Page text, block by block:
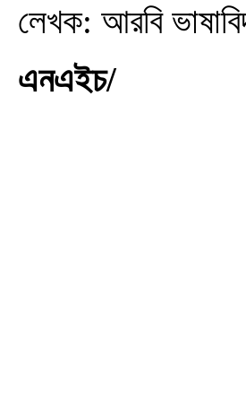
লেখক: আরবি
এনএইচ/